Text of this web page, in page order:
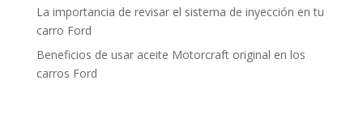
La importancia de revisar el sistema de inyección en tu
carro Ford
Beneficios de usar aceite Motorcraft original en los
carros Ford